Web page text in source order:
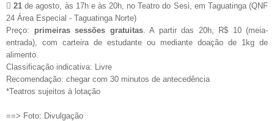
21 de agosto, às 17h e às 20h, no Teatro do Sesi, em Taguatinga (QNF
24 Área Especial - Taguatinga Norte)
Preço: primeiras sessões gratuitas. A partir das 20h, R$ 10 (meia-
entrada), com carteira de estudante ou mediante doação de 1kg de
alimento.
Classificação indicativa: Livre
Recomendação: chegar com 30 minutos de antecedência
*Teatros sujeitos à lotação
==> Foto: Divulgação